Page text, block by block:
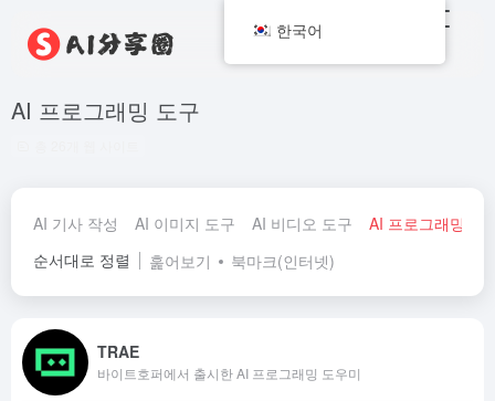
AI 프로그래밍 도구
AI 기사 작성 AI 이미지 도구 AI 비디오 도구
AI 프로그래밍 도
순서대로 정렬
훑어보기 북마크(인터넷)
TRAE
바이트호퍼에서 출시한 AI 프로그래밍 도우미
한국어